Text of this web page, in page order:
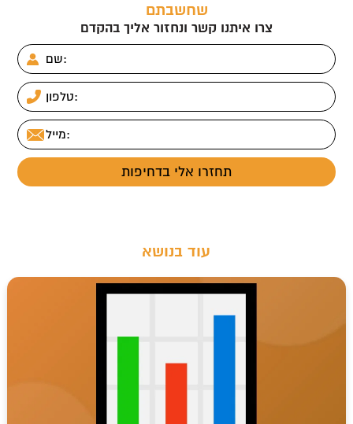
שחשבתם
צרו איתנו קשר ונחזור אליך בהקדם
עוד בנושא